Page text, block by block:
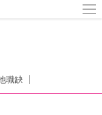
職缺